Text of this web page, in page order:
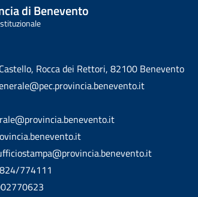
di Benevento
Rocca dei Rettori, 82100 Benevento
774111